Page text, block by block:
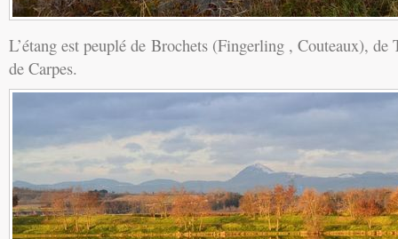
L’étang est peuplé de Brochets (Fingerling , Couteaux), de
de Carpes.